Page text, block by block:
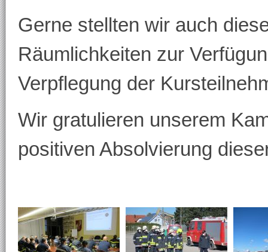
Gerne stellten wir auch
Räumlichkeiten zur
Verpflegung der
Wir gratulieren unserem
positiven Absolvierung